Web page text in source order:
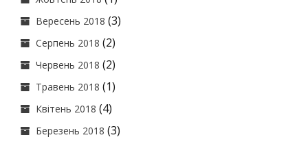
Вересень 2018 (3)
Серпень 2018 (2)
Червень 2018 (2)
Травень 2018 (1)
Квітень 2018 (4)
Березень 2018 (3)